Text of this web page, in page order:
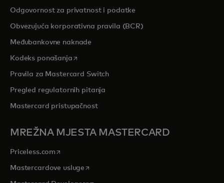
Odgovornost za privatnost i podatke
Obvezujuća korporativna pravila (BCR)
Međubankovne naknade
Kodeks ponašanjaopens in a new tab
Pravila za Mastercard Switch
Pregled regulatornih pitanja
Mastercard pristupačnost
MREŽNA MJESTA MASTERCARD
Priceless.com opens in a new tab
Mastercardove usluge opens in a new tab